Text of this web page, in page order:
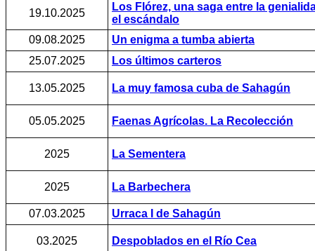
19.10.2025
Los Flórez, una saga entre la
el escándalo
09.08.2025
Un enigma a tumba abierta
25.07.2025
Los últimos carteros
13.05.2025 La muy famosa cuba de Sahagún
05.05.2025 Faenas Agrícolas. La Recolección
2025 La Sementera
2025 La Barbechera
07.03.2025 Urraca I de Sahagún
03.2025 Despoblados en el Río Cea